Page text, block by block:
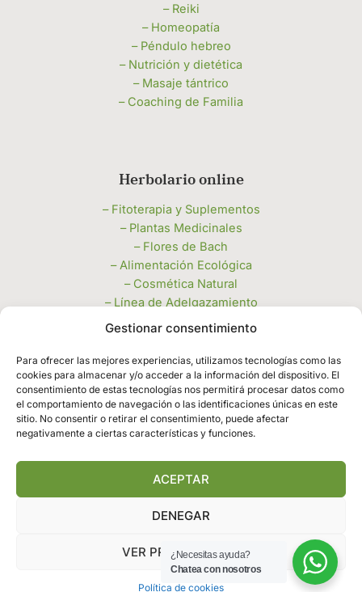
Gestionar consentimiento
Para ofrecer las mejores experiencias, utilizamos tecnologías como las
cookies para almacenar y/o acceder a la información del dispositivo. El
consentimiento de estas tecnologías nos permitirá procesar datos como
el comportamiento de navegación o las identificaciones únicas en este
sitio. No consentir o retirar el consentimiento, puede afectar
negativamente a ciertas características y funciones.
ACEPTAR
DENEGAR
VER PREFERENCIAS
Política de cookies
– Reiki
– Homeopatía
– Péndulo hebreo
– Nutrición y dietética
– Masaje tántrico
– Coaching de Familia
Herbolario online
– Fitoterapia y Suplementos
– Plantas Medicinales
– Flores de Bach
– Alimentación Ecológica
– Cosmética Natural
– Línea de Adelgazamiento
– Miel, Polen y Jaleas
– Piedras Naturales y Complementos
– Productos de limpieza a granel
Legales
– Política de privacidad
– Términos y condiciones
¿Necesitas ayuda?
Chatea con nosotros